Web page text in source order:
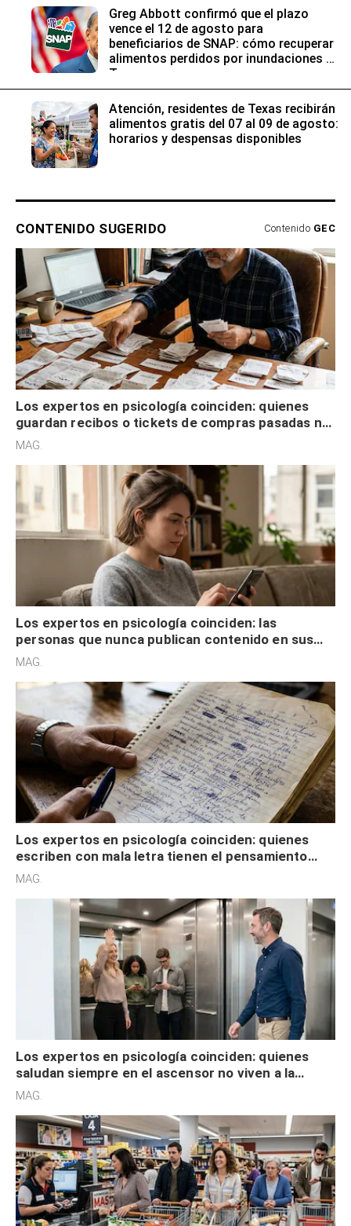
Greg Abbott confirmó que el plazo
vence el 12 de agosto para
beneficiarios de SNAP: cómo recuperar
alimentos perdidos por inundaciones en
Texas
Atención, residentes de Texas recibirán
alimentos gratis del 07 al 09 de agosto:
horarios y despensas disponibles
CONTENIDO SUGERIDO Contenido GEC
Los expertos en psicología coinciden: quienes
guardan recibos o tickets de compras pasadas no
son acumuladores, sino que tienen necesidad de
MAG.
Los expertos en psicología coinciden: las
personas que nunca publican contenido en sus
redes sociales no pretenden buscar validación
MAG.
Los expertos en psicología coinciden: quienes
escriben con mala letra tienen el pensamiento
acelerado y no lo hacen por desinterés
MAG.
Los expertos en psicología coinciden: quienes
saludan siempre en el ascensor no viven a la
defensiva y tienen apertura social
MAG.